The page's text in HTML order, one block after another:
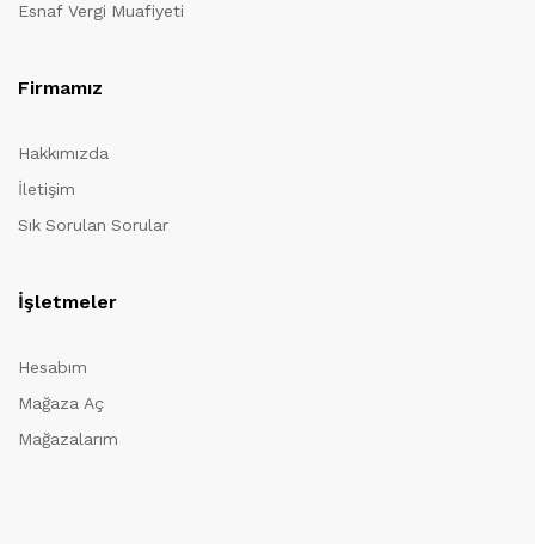
Esnaf Vergi Muafiyeti
Firmamız
Hakkımızda
İletişim
Sık Sorulan Sorular
İşletmeler
Hesabım
Mağaza Aç
Mağazalarım